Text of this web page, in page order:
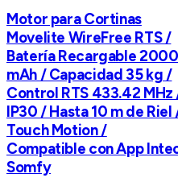
Motor para Cortinas
Movelite WireFree RTS /
Batería Recargable 2000
mAh / Capacidad 35 kg /
Control RTS 433.42 MHz
IP30 / Hasta 10 m de Riel
Touch Motion /
Compatible con App
Somfy